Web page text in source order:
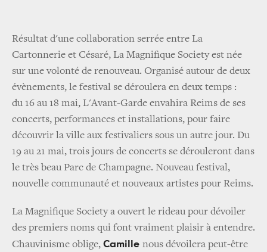
Résultat d'une collaboration serrée entre La
Cartonnerie et Césaré, La Magnifique Society est née
sur une volonté de renouveau. Organisé autour de deux
évènements, le festival se déroulera en deux temps :
du 16 au 18 mai, L'Avant-Garde envahira Reims de ses
concerts, performances et installations, pour faire
découvrir la ville aux festivaliers sous un autre jour. Du
19 au 21 mai, trois jours de concerts se dérouleront dans
le très beau Parc de Champagne. Nouveau festival,
nouvelle communauté et nouveaux artistes pour Reims.
La Magnifique Society a ouvert le rideau pour dévoiler
des premiers noms qui font vraiment plaisir à entendre.
Chauvinisme oblige, Camille nous dévoilera peut-être